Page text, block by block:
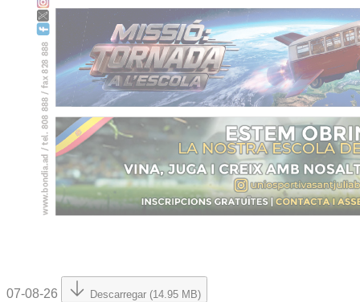
07-08-26 Descarregar (14.95 MB)